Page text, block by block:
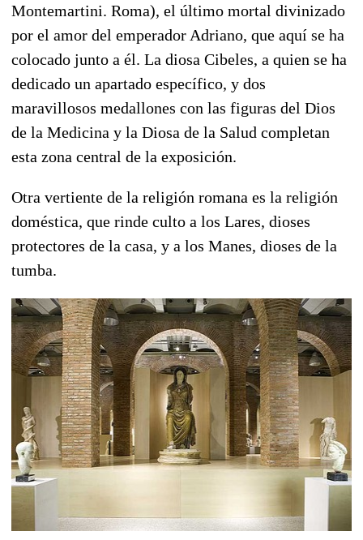
Montemartini. Roma), el último mortal divinizado
por el amor del emperador Adriano, que aquí se ha
colocado junto a él. La diosa Cibeles, a quien se ha
dedicado un apartado específico, y dos
maravillosos medallones con las figuras del Dios
de la Medicina y la Diosa de la Salud completan
esta zona central de la exposición.
Otra vertiente de la religión romana es la religión
doméstica, que rinde culto a los Lares, dioses
protectores de la casa, y a los Manes, dioses de la
tumba.